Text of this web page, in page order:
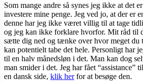
Som mange andre så synes jeg ikke at det
investere mine penge. Jeg ved jo, at der er
denne har jeg ikke været villig til at tage
og jeg kan ikke forklare hvorfor. Mit råd til
sætte dig ned og tænke over hvor meget du
kan potentielt tabe det hele. Personligt har
til en halv månedsløn i det. Man kan dog
man smider i det. Jeg har fået “assistance”
en dansk side, klik herfor at besøge den.